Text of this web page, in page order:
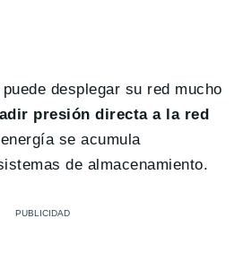
desplegar su red mucho
presión directa a la red
se acumula
de almacenamiento.